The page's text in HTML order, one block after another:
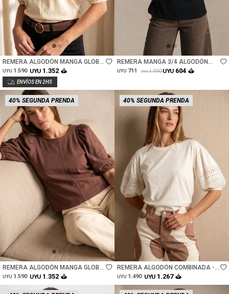
Talle
REMERA ALGODÓN MANGA GLOBO
- BEIGE
UYU 1.590 UYU 1.352
REMERA MANGA 3/4 ALGODÓN
ELASTANO - NEGRO
UYU 711 UYU 1.090UYU 604
40% SEGUNDA PRENDA
REMERA ALGODÓN MANGA GLOBO
- CHOCOLATE
UYU 1.590 UYU 1.352
40% SEGUNDA PRENDA
Talle
REMERA ALGODÓN COMBINADA -
CRUDO
UYU 1.490 UYU 1.267